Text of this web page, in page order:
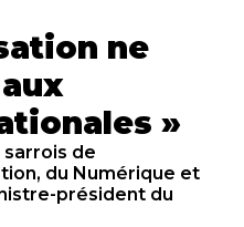
ne
»
de
du Numérique et
président du